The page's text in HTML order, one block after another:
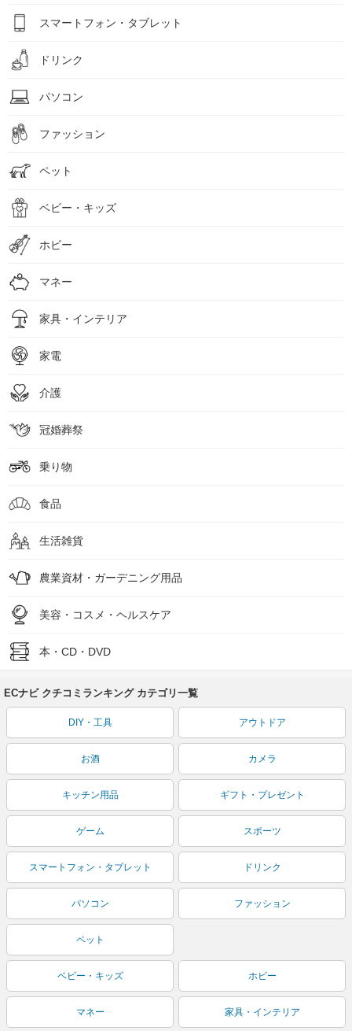
スマートフォン・タブレット
ドリンク
パソコン
ファッション
ペット
ベビー・キッズ
ホビー
マネー
家具・インテリア
家電
介護
冠婚葬祭
乗り物
食品
生活雑貨
農業資材・ガーデニング用品
美容・コスメ・ヘルスケア
本・CD・DVD
ECナビ クチコミランキング カテゴリ一覧
DIY・工具 アウトドア
お酒 カメラ
キッチン用品 ギフト・プレゼント
ゲーム スポーツ
スマートフォン・タブレット ドリンク
パソコン ファッション
ペット
ベビー・キッズ ホビー
マネー 家具・インテリア